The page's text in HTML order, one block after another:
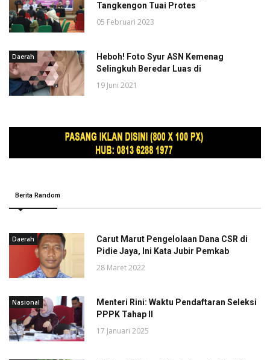
Tangkengon Tuai Protes
05 Februari 2023
Daerah
Heboh! Foto Syur ASN Kemenag
Selingkuh Beredar Luas di
19 Juni 2021
Berita Random
Daerah
Carut Marut Pengelolaan Dana CSR di
Pidie Jaya, Ini Kata Jubir Pemkab
28 Maret 2022
Nasional
Menteri Rini: Waktu Pendaftaran Seleksi
PPPK Tahap II
17 Januari 2025